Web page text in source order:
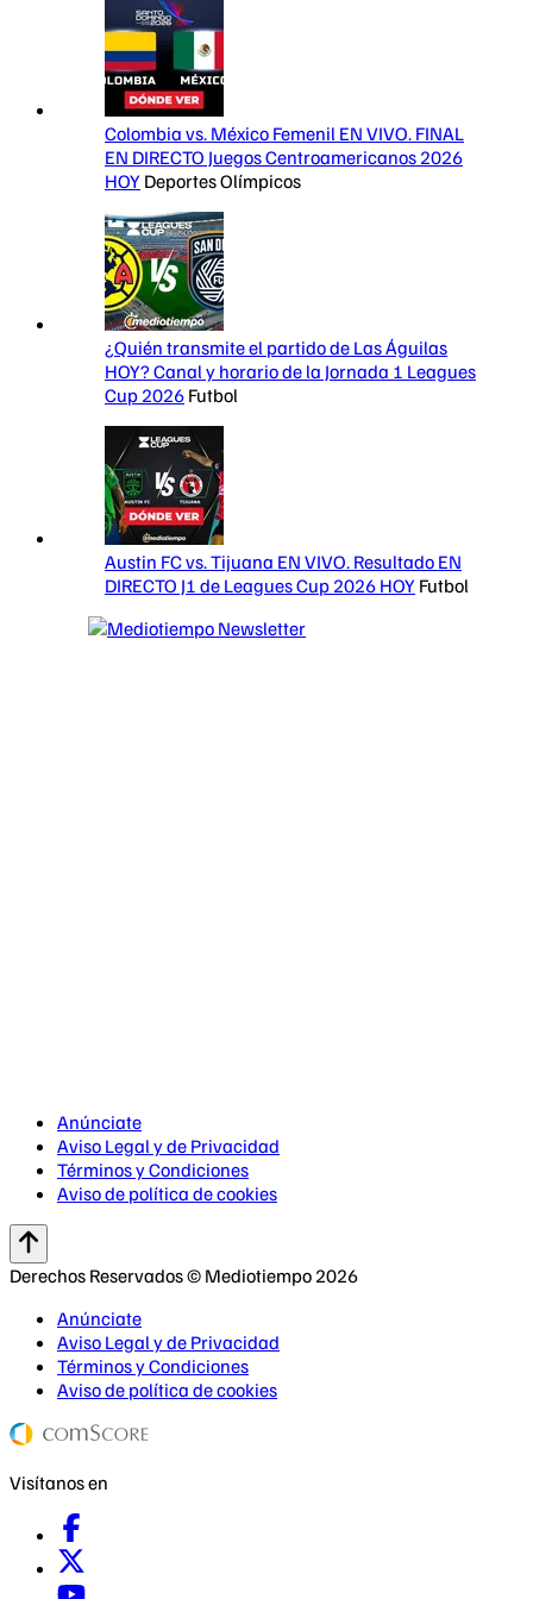
Colombia vs. México Femenil EN VIVO. FINAL
EN DIRECTO Juegos Centroamericanos 2026
HOY Deportes Olímpicos
¿Quién transmite el partido de Las Águilas
HOY? Canal y horario de la Jornada 1 Leagues
Cup 2026 Futbol
Austin FC vs. Tijuana EN VIVO. Resultado EN
DIRECTO J1 de Leagues Cup 2026 HOY Futbol
Anúnciate
Aviso Legal y de Privacidad
Términos y Condiciones
Aviso de política de cookies
Derechos Reservados © Mediotiempo 2026
Anúnciate
Aviso Legal y de Privacidad
Términos y Condiciones
Aviso de política de cookies
Visítanos en